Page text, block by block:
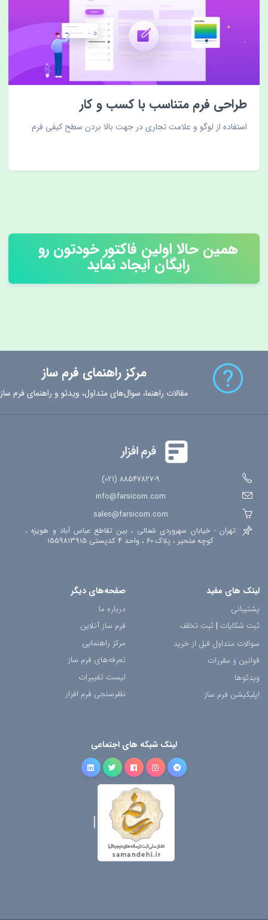
طراحی فرم متناسب با کسب و کار
استفاده از لوگو و علامت تجاری در جهت بالا بردن سطح کیفی فرم
همین حالا اولین فاکتور خودتون رو
رایگان ایجاد نماید
مرکز راهنمای فرم ساز
مقالات راهنما، سوال‌های متداول، ویدئو و راهنمای فرم ساز
88547827-9 (021)
info@farsicom.com
sales@farsicom.com
تهران - خیابان سهروردی شمالی ، بین تقاطع عباس آباد و هویزه ،
کوچه متحیر ، پلاک 60 ، واحد 4 کدپستی 1559813915
لینک های مفید
پشتیبانی
ثبت شکایات | ثبت تخلف
سوالات متداول قبل از خرید
قوانین و مقررات
ویدئوها
اپلیکیشن فرم ساز
صفحه‌های دیگر
درباره ما
فرم ساز آنلاین
مرکز راهنمایی
تعرفه‌های فرم ساز
لیست تغییرات
نظرسنجی فرم افزار
لینک شبکه های اجتماعی